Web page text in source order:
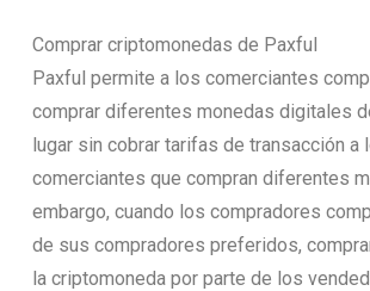
Comprar criptomonedas de Paxful
Paxful permite a los comerciantes
comprar diferentes monedas digitales
lugar sin cobrar tarifas de transacción a
comerciantes que compran diferentes
embargo, cuando los compradores
de sus compradores preferidos,
la criptomoneda por parte de los